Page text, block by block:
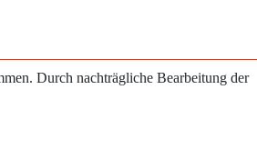
Durch nachträgliche Bearbeitung der